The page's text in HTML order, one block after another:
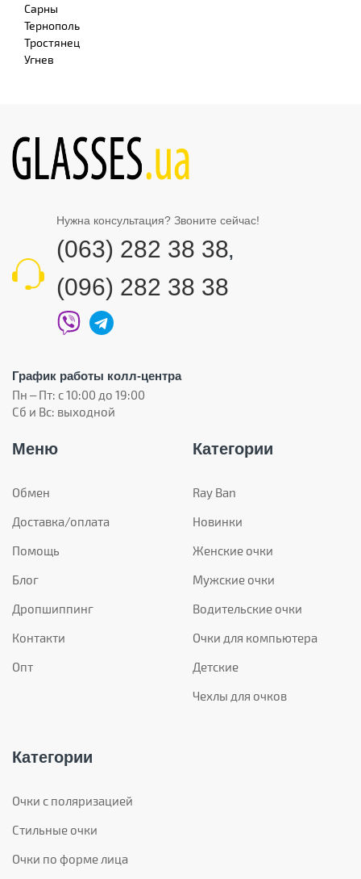
Сарны
Тернополь
Тростянец
Угнев
Нужна консультация? Звоните сейчас!
(063) 282 38 38,
(096) 282 38 38
График работы колл-центра
Пн – Пт: с 10:00 до 19:00
Сб и Вс: выходной
Меню
Обмен
Доставка/оплата
Помощь
Блог
Дропшиппинг
Контакти
Опт
Категории
Ray Ban
Новинки
Женские очки
Мужские очки
Водительские очки
Очки для компьютера
Детские
Чехлы для очков
Категории
Очки с поляризацией
Стильные очки
Очки по форме лица